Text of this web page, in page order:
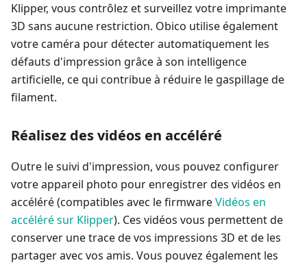
Klipper, vous contrôlez et surveillez votre imprimante
3D sans aucune restriction. Obico utilise également
votre caméra pour détecter automatiquement les
défauts d'impression grâce à son intelligence
artificielle, ce qui contribue à réduire le gaspillage de
filament.
Réalisez des vidéos en accéléré
Outre le suivi d'impression, vous pouvez configurer
votre appareil photo pour enregistrer des vidéos en
accéléré (compatibles avec le firmwareVidéos en
accéléré sur Klipper). Ces vidéos vous permettent de
conserver une trace de vos impressions 3D et de les
partager avec vos amis. Vous pouvez également les